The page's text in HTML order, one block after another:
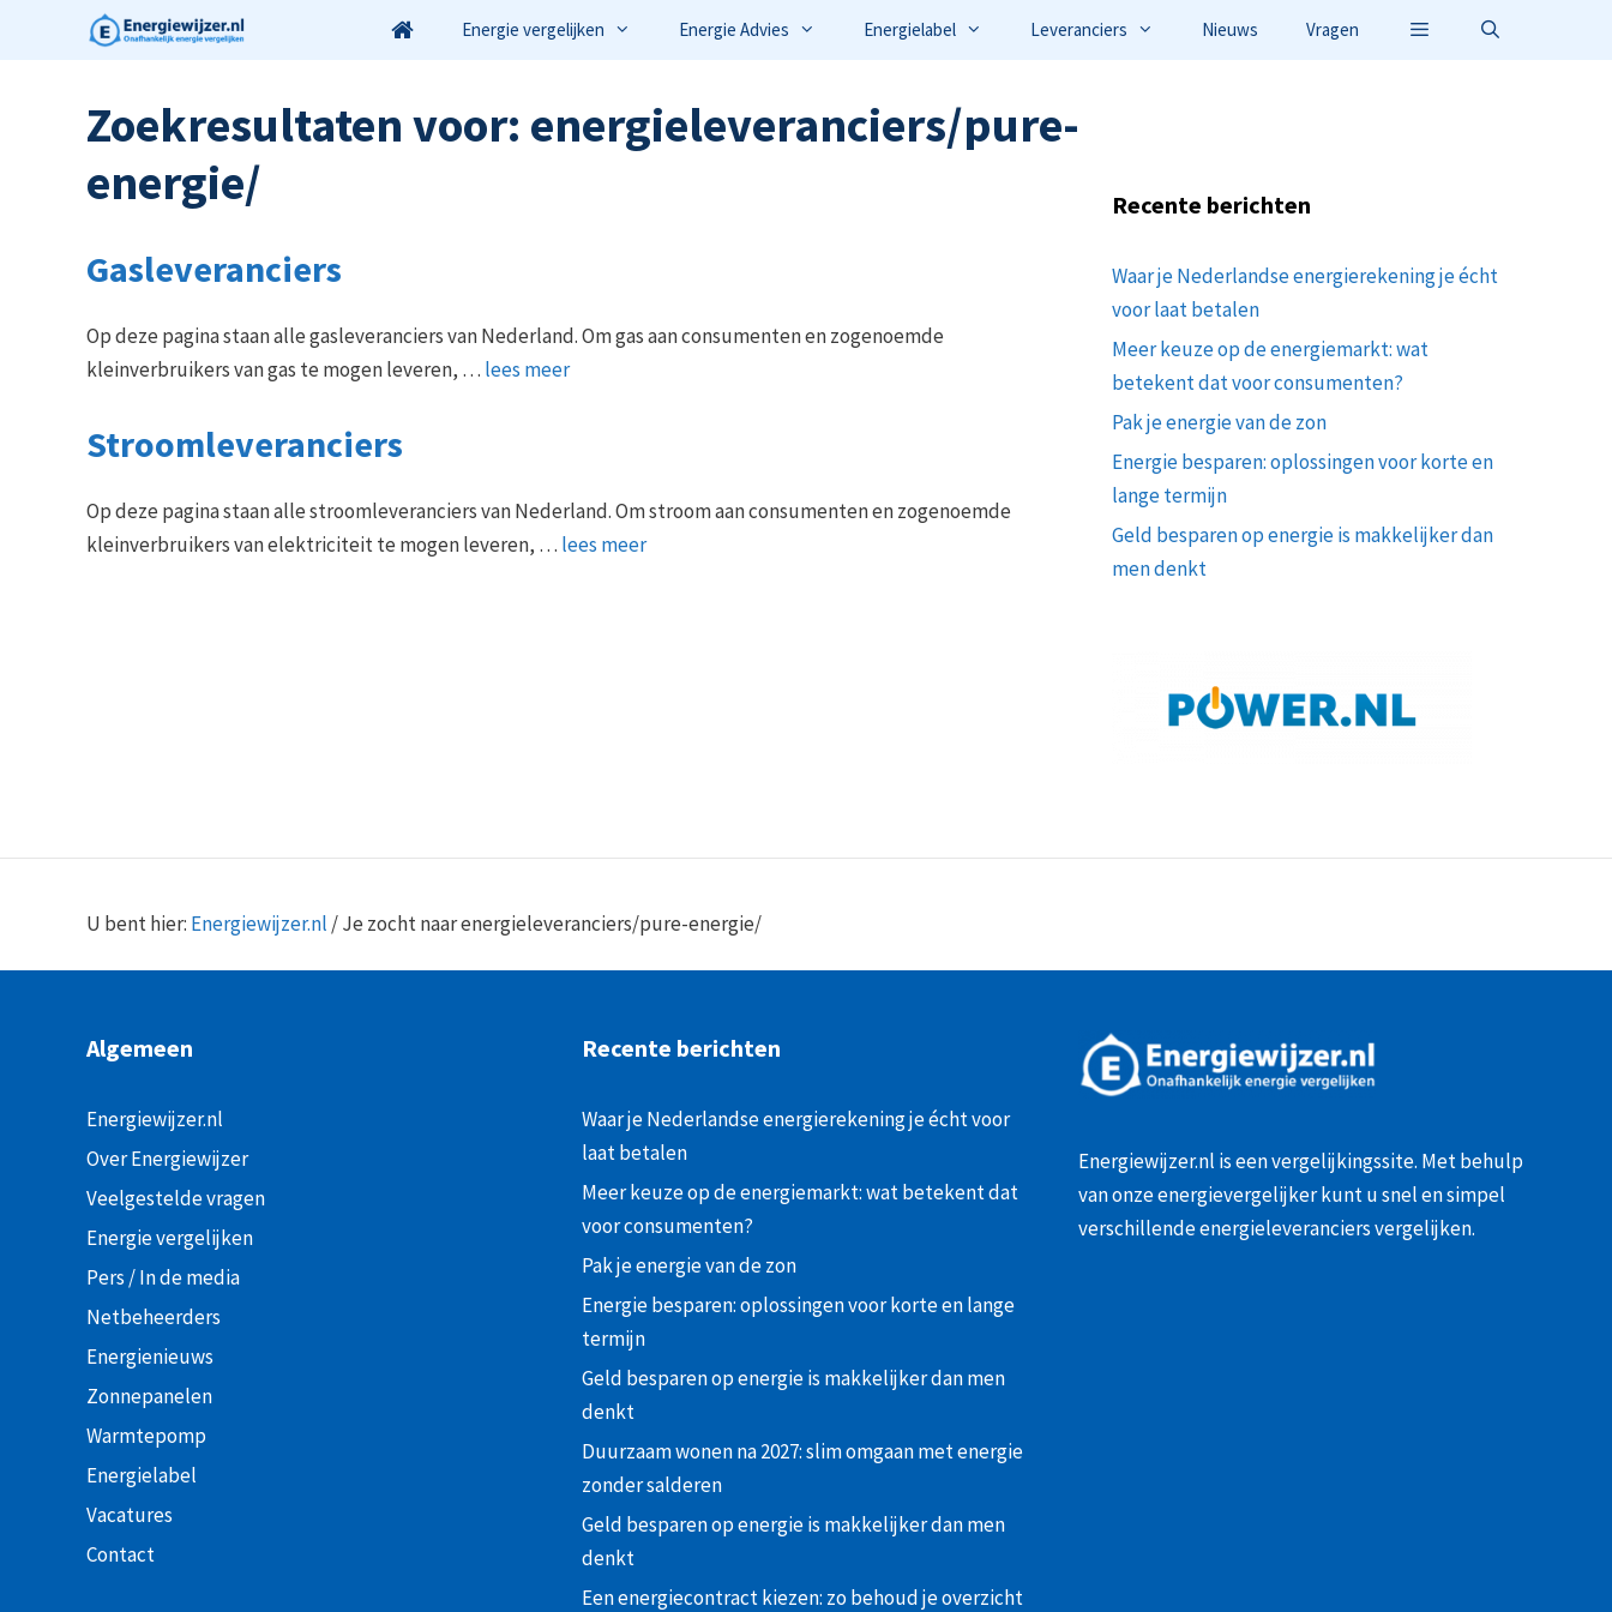
Energie vergelijken Energie Advies Energielabel Leveranciers Nieuws Vragen
Zoekresultaten voor: energieleveranciers/pure-
energie/
Gasleveranciers
Op deze pagina staan alle gasleveranciers van Nederland. Om gas aan consumenten en zogenoemde
kleinverbruikers van gas te mogen leveren, … lees meer
Stroomleveranciers
Op deze pagina staan alle stroomleveranciers van Nederland. Om stroom aan consumenten en zogenoemde
kleinverbruikers van elektriciteit te mogen leveren, … lees meer
Recente berichten
Waar je Nederlandse energierekening je écht
voor laat betalen
Meer keuze op de energiemarkt: wat
betekent dat voor consumenten?
Pak je energie van de zon
Energie besparen: oplossingen voor korte en
lange termijn
Geld besparen op energie is makkelijker dan
men denkt
U bent hier: Energiewijzer.nl /Je zocht naar energieleveranciers/pure-energie/
Algemeen
Energiewijzer.nl
Over Energiewijzer
Veelgestelde vragen
Energie vergelijken
Pers / In de media
Netbeheerders
Energienieuws
Zonnepanelen
Warmtepomp
Energielabel
Vacatures
Contact
Recente berichten
Waar je Nederlandse energierekening je écht voor
laat betalen
Meer keuze op de energiemarkt: wat betekent dat
voor consumenten?
Pak je energie van de zon
Energie besparen: oplossingen voor korte en lange
termijn
Geld besparen op energie is makkelijker dan men
denkt
Duurzaam wonen na 2027: slim omgaan met energie
zonder salderen
Geld besparen op energie is makkelijker dan men
denkt
Een energiecontract kiezen: zo behoud je overzicht
Energiewijzer.nl is een vergelijkingssite. Met behulp
van onzeenergievergelijkerkunt u snel en simpel
verschillende energieleveranciers vergelijken.